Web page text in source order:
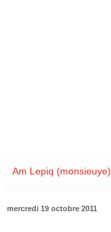
Am Lepiq (monsieuye)
mercredi 19 octobre 2011